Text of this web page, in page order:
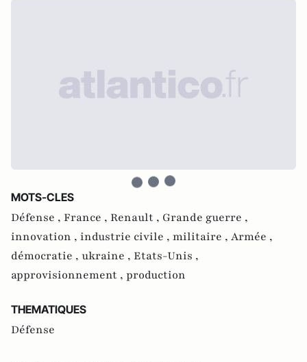
MOTS-CLES
Défense , France , Renault , Grande guerre ,
innovation , industrie civile , militaire , Armée ,
démocratie , ukraine , Etats-Unis ,
approvisionnement , production
THEMATIQUES
Défense